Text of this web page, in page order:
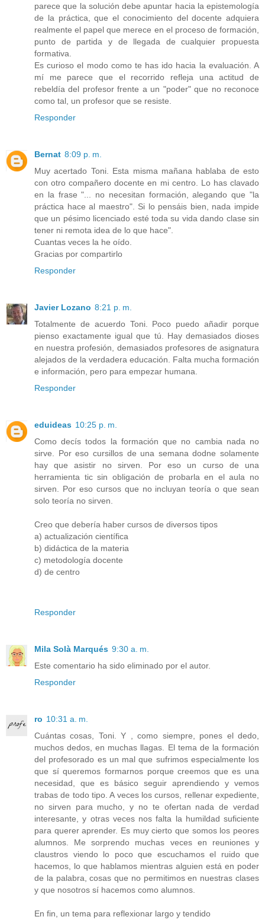
parece que la solución debe apuntar hacia la epistemología
de la práctica, que el conocimiento del docente adquiera
realmente el papel que merece en el proceso de formación,
punto de partida y de llegada de cualquier propuesta
formativa.
Es curioso el modo como te has ido hacia la evaluación. A
mí me parece que el recorrido refleja una actitud de
rebeldía del profesor frente a un "poder" que no reconoce
como tal, un profesor que se resiste.
Responder
Bernat 8:09 p. m.
Muy acertado Toni. Esta misma mañana hablaba de esto
con otro compañero docente en mi centro. Lo has clavado
en la frase "... no necesitan formación, alegando que "la
práctica hace al maestro". Si lo pensáis bien, nada impide
que un pésimo licenciado esté toda su vida dando clase sin
tener ni remota idea de lo que hace".
Cuantas veces la he oído.
Gracias por compartirlo
Responder
Javier Lozano 8:21 p. m.
Totalmente de acuerdo Toni. Poco puedo añadir porque
pienso exactamente igual que tú. Hay demasiados dioses
en nuestra profesión, demasiados profesores de asignatura
alejados de la verdadera educación. Falta mucha formación
e información, pero para empezar humana.
Responder
eduideas 10:25 p. m.
Como decís todos la formación que no cambia nada no
sirve. Por eso cursillos de una semana dodne solamente
hay que asistir no sirven. Por eso un curso de una
herramienta tic sin obligación de probarla en el aula no
sirven. Por eso cursos que no incluyan teoría o que sean
solo teoría no sirven.
Creo que debería haber cursos de diversos tipos
a) actualización científica
b) didáctica de la materia
c) metodología docente
d) de centro
Responder
Mila Solà Marqués 9:30 a. m.
Este comentario ha sido eliminado por el autor.
Responder
ro 10:31 a. m.
Cuántas cosas, Toni. Y , como siempre, pones el dedo,
muchos dedos, en muchas llagas. El tema de la formación
del profesorado es un mal que sufrimos especialmente los
que sí queremos formarnos porque creemos que es una
necesidad, que es básico seguir aprendiendo y vemos
trabas de todo tipo. A veces los cursos, rellenar expediente,
no sirven para mucho, y no te ofertan nada de verdad
interesante, y otras veces nos falta la humildad suficiente
para querer aprender. Es muy cierto que somos los peores
alumnos. Me sorprendo muchas veces en reuniones y
claustros viendo lo poco que escuchamos el ruido que
hacemos, lo que hablamos mientras alguien está en poder
de la palabra, cosas que no permitimos en nuestras clases
y que nosotros sí hacemos como alumnos.
En fin, un tema para reflexionar largo y tendido